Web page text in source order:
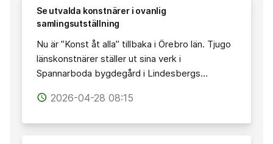
Se utvalda konstnärer i ovanlig
samlingsutställning
Nu är ”Konst åt alla” tillbaka i Örebro län. Tjugo
länskonstnärer ställer ut sina verk i
Spannarboda bygdegård i Lindesbergs…
access_time 2026-04-28 08:15